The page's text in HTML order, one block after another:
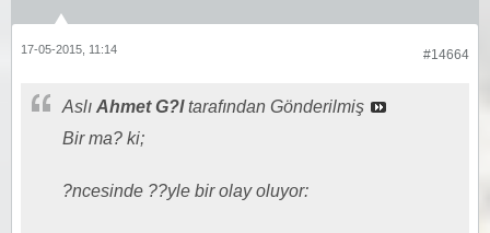
#14664
17-05-2015, 11:14
Aslı Ahmet G?ltarafından Gönderilmiş
Bir ma? ki;
?ncesinde ??yle bir olay oluyor: